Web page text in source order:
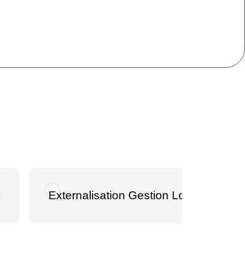
Externalisation Gestion Locative À